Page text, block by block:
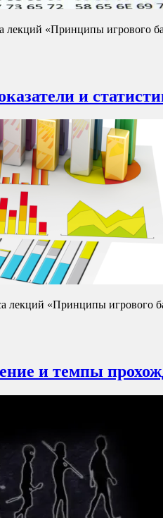
лекций «Принципы игрового
и
лекций «Принципы игрового
и темпы